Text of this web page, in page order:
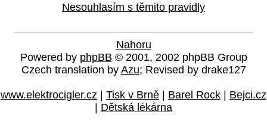
Nesouhlasím s těmito pravidly
Nahoru
Powered by phpBB © 2001, 2002 phpBB Group
Czech translation by Azu; Revised by drake127
www.elektrocigler.cz | Tisk v Brně | Barel Rock | Bejci.cz
| Dětská lékárna